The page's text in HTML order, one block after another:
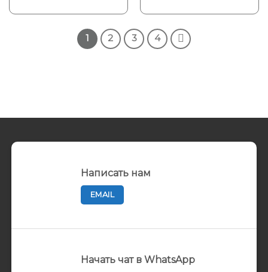
1 2 3 4
Написать нам
EMAIL
Начать чат в WhatsApp